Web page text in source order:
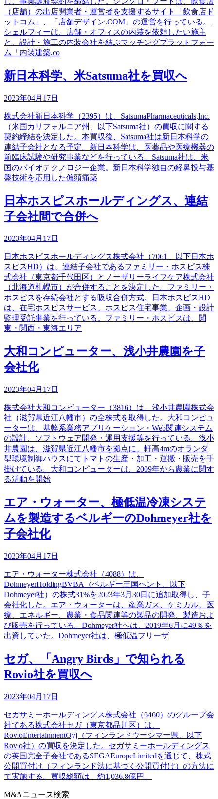
（店舗）の出店開業者・運営者を支援するサイト「飲食店ド
ットコム」、「店舗デザイン.COM」の運営を行っている。
シェルフィーは、店舗・オフィスの内装を依頼したい施主
と、設計・施工の内装会社を結ぶマッチングプラットフォー
ム「内装建築.co
新日本科学、米Satsuma社を買収へ
2023年04月17日
株式会社新日本科学（2395）は、SatsumaPharmaceuticals,Inc.
（米国カリフォルニア州、以下Satsuma社）の買収に関する
契約締結を決定した。本買収後、Satsuma社は新日本科学の
連結子会社となる予定。新日本科学は、医薬品や医療機器の
前臨床試験や研究事業などを行っている。Satsuma社は、米
国のバイオテクノロジー企業。新日本科学独自の経鼻投与基
盤技術を応用した偏頭痛薬
日本ホスピスホールディングス、連結
子会社間で合併へ
2023年04月17日
日本ホスピスホールディングス株式会社（7061、以下日本ホ
スピスHD）は、連結子会社であるファミリー・ホスピス株
式会社（東京都千代田区）とノーザリーライフケア株式会社
（北海道札幌市）が合併することを決定した。ファミリー・
ホスピスを存続会社とする吸収合併方式。日本ホスピスHD
は、在宅ホスピスサービス、ホスピス住宅事業、企画・設計
監理受託事業を行っている。ファミリー・ホスピスは、関
東・関西・東海エリア
大和コンピューター、浅小井農園を子
会社化
2023年04月17日
株式会社大和コンピューター（3816）は、浅小井農園株式会
社（滋賀県近江八幡市）の全株式を取得した。大和コンピュ
ーターは、基幹系業務アプリケーション・Web関連システム
の設計、ソフトウェア開発・運用支援等を行っている。浅小
井農園は、滋賀県近江八幡市を拠点に、軒高4mのオランダ
型環境制御ハウスにてトマトの生産・加工・運搬・販売を手
掛けている。大和コンピューターは、2009年から農業に関す
る活動を開始
エア・ウォーター、極低温冷凍システ
ムを製造するベルギーのDohmeyer社を
子会社化
2023年04月17日
エア・ウォーター株式会社（4088）は、
DohmeyerHoldingBVBA（ベルギー王国ヘント、以下
Dohmeyer社）の株式31%を2023年3月30日に追加取得し、子
会社化した。エア・ウォーターは、産業ガス、ケミカル、医
療、エネルギー、農業・食品関連等の製品の開発、製造およ
び販売を行っている。Dohmeyer社へは、2019年6月に49％を
出資していた。Dohmeyer社は、極低温フリーザ
セガ、「Angry Birds」で知られる
Rovio社を買収へ
2023年04月17日
セガサミーホールディングス株式会社（6460）のグループ会
社である株式会社セガ（東京都品川区）は、
RovioEntertainmentOyj（フィンランドウーシマー県、以下
Rovio社）の買収を決定した。セガサミーホールディングス
の英国完全子会社であるSEGAEuropeLimitedを通じて、株式
公開買付け（フィンランド法に基づく公開買付け）の方法に
て実施する。買収総額は、約1,036.8億円。
M&Aニュース検索